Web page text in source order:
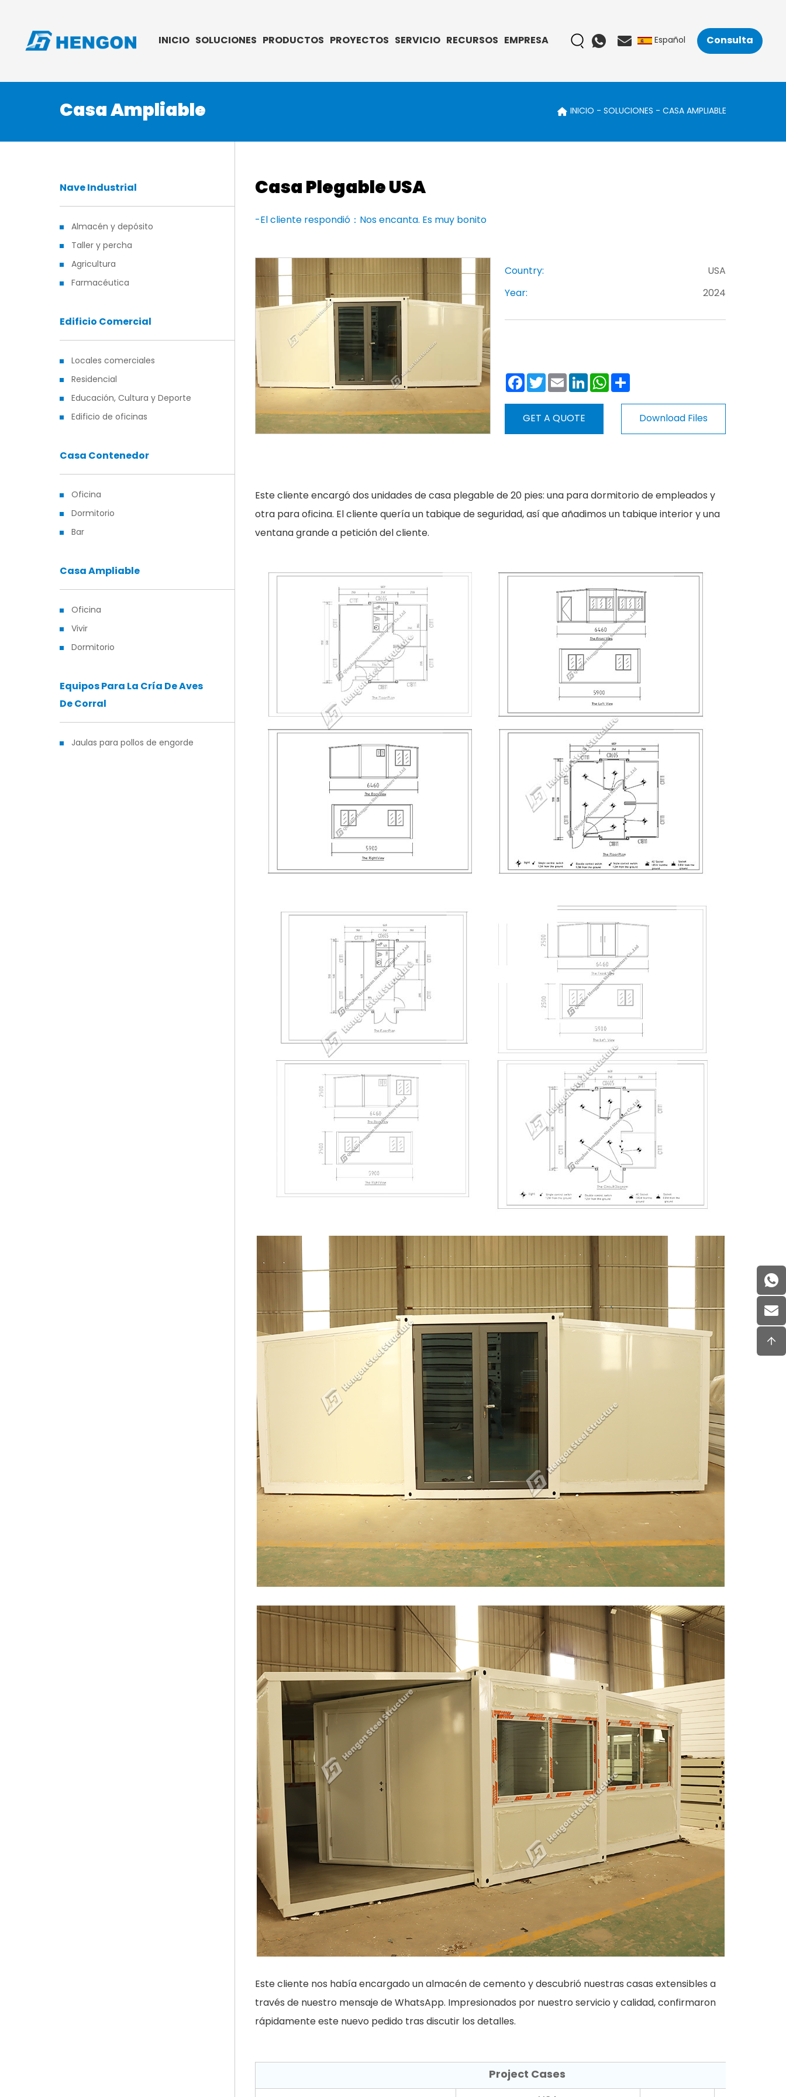
INICIO SOLUCIONES PRODUCTOS PROYECTOS SERVICIO RECURSOS EMPRESA Español Consulta
Casa Ampliable INICIO SOLUCIONES CASA AMPLIABLE
Nave Industrial
Almacén y depósito
Taller y percha
Agricultura
Farmacéutica
Edificio Comercial
Locales comerciales
Residencial
Educación, Cultura y Deporte
Edificio de oficinas
Casa Contenedor
Oficina
Dormitorio
Bar
Casa Ampliable
Oficina
Vivir
Dormitorio
Equipos Para La Cría De Aves
De Corral
Jaulas para pollos de engorde
Casa Plegable USA
-El cliente respondió：Nos encanta. Es muy bonito
Country:
USA
Year:
2024
Facebook
TwitterEmailLinkedInWhatsApp
Share
GET A QUOTE Download Files
Este cliente encargó dos unidades de casa plegable de 20 pies: una para dormitorio de empleados y
otra para oficina. El cliente quería un tabique de seguridad, así que añadimos un tabique interior y una
ventana grande a petición del cliente.
Este cliente nos había encargado un almacén de cemento y descubrió nuestras casas extensibles a
través de nuestro mensaje de WhatsApp. Impresionados por nuestro servicio y calidad, confirmaron
rápidamente este nuevo pedido tras discutir los detalles.
Project Cases